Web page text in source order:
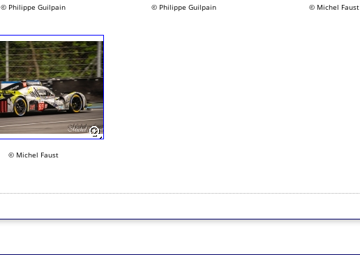
© Philippe Guilpain © Philippe Guilpain © Michel Faust
© Michel Faust